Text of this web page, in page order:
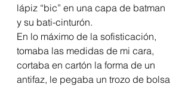
lápiz “bic” en una capa de batman
y su bati-cinturón.
En lo máximo de la sofisticación,
tomaba las medidas de mi cara,
cortaba en cartón la forma de un
antifaz, le pegaba un trozo de bolsa